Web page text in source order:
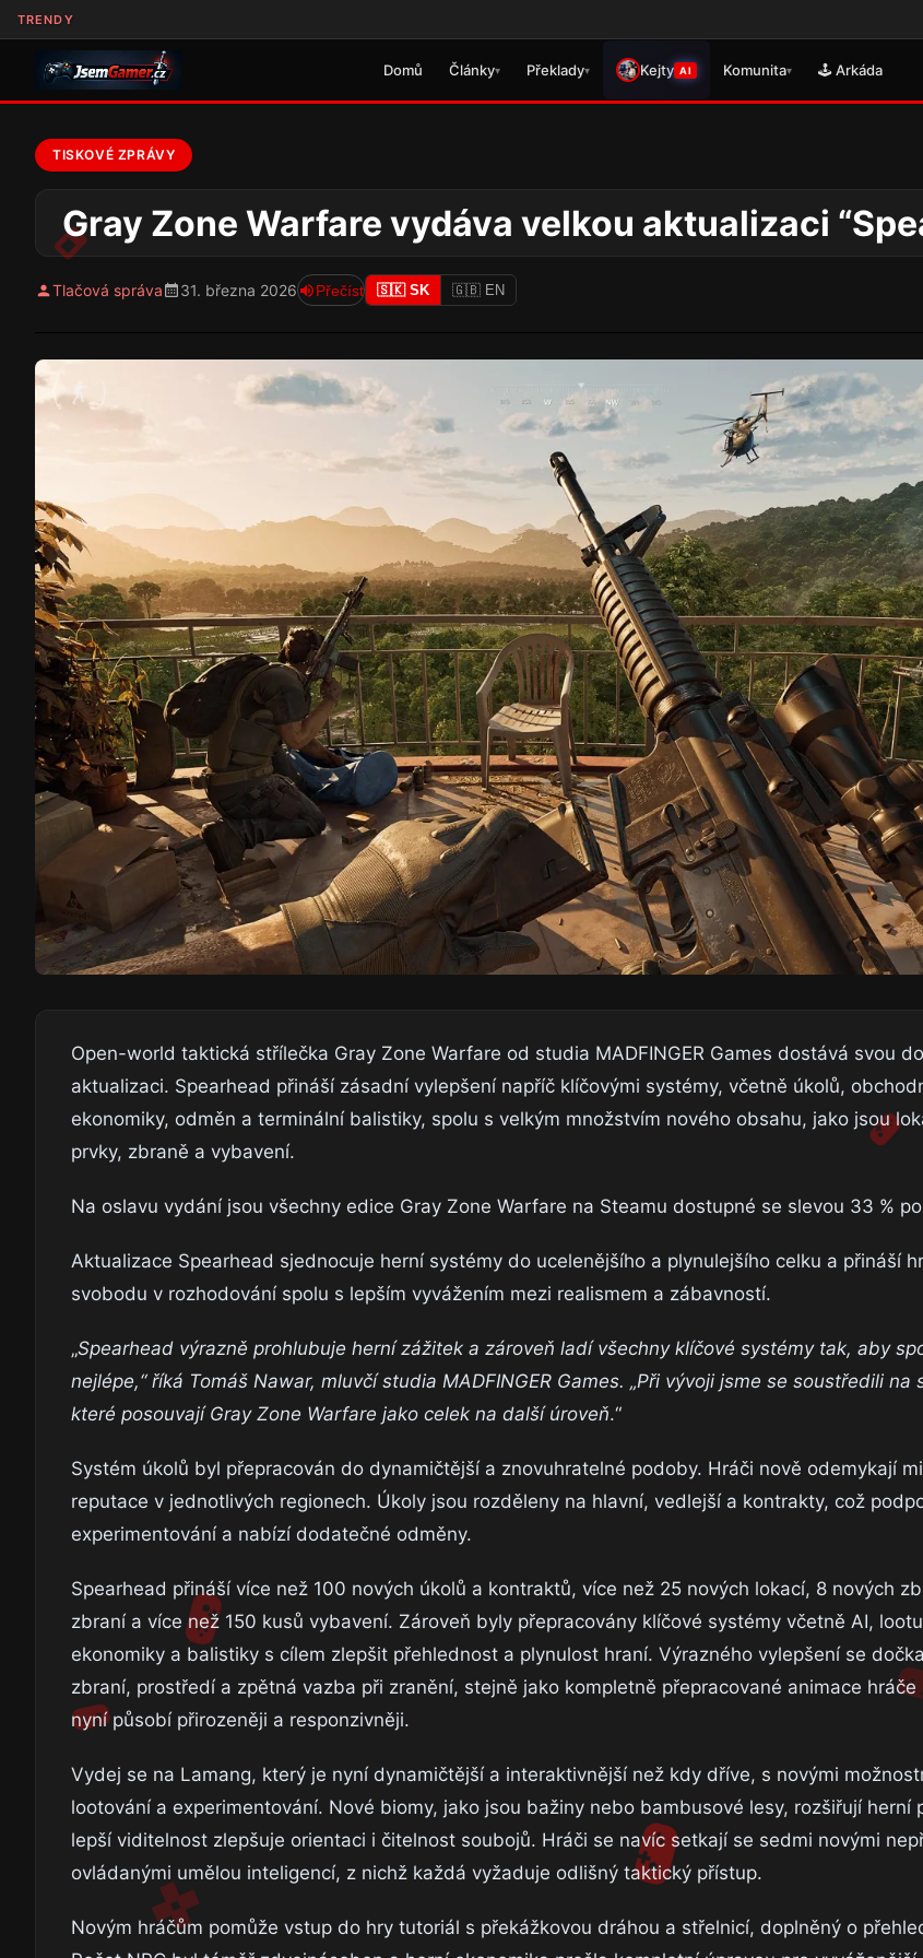
TRENDY 🎮
Domů Články▾ Překlady▾ Kejty AI Komunita▾ 🕹️ Arkáda
TISKOVÉ ZPRÁVY
Gray Zone Warfare vydáva velkou aktualizaci
Tlačová správa 31. března 2026 Přečíst 🇸🇰 SK 🇬🇧 EN
Open-world taktická střílečka Gray Zone Warfare od studia MADFINGER Games dostává svou
aktualizaci. Spearhead přináší zásadní vylepšení napříč klíčovými systémy, včetně úkolů,
ekonomiky, odměn a terminální balistiky, spolu s velkým množstvím nového obsahu, jako jsou
prvky, zbraně a vybavení.
Na oslavu vydání jsou všechny edice Gray Zone Warfare na Steamu dostupné se slevou 33 %
Aktualizace Spearhead sjednocuje herní systémy do ucelenějšího a plynulejšího celku a přináší
svobodu v rozhodování spolu s lepším vyvážením mezi realismem a zábavností.
„Spearhead výrazně prohlubuje herní zážitek a zároveň ladí všechny klíčové systémy tak, aby
nejlépe,“ říká Tomáš Nawar, mluvčí studia MADFINGER Games. „Při vývoji jsme se soustředili na
které posouvají Gray Zone Warfare jako celek na další úroveň.“
Systém úkolů byl přepracován do dynamičtější a znovuhratelné podoby. Hráči nově odemykají
reputace v jednotlivých regionech. Úkoly jsou rozděleny na hlavní, vedlejší a kontrakty, což
experimentování a nabízí dodatečné odměny.
Spearhead přináší více než 100 nových úkolů a kontraktů, více než 25 nových lokací, 8 nových
zbraní a více než 150 kusů vybavení. Zároveň byly přepracovány klíčové systémy včetně AI,
ekonomiky a balistiky s cílem zlepšit přehlednost a plynulost hraní. Výrazného vylepšení se
zbraní, prostředí a zpětná vazba při zranění, stejně jako kompletně přepracované animace
nyní působí přirozeněji a responzivněji.
Vydej se na Lamang, který je nyní dynamičtější a interaktivnější než kdy dříve, s novými
lootování a experimentování. Nové biomy, jako jsou bažiny nebo bambusové lesy, rozšiřují herní
lepší viditelnost zlepšuje orientaci i čitelnost soubojů. Hráči se navíc setkají se sedmi novými
ovládanými umělou inteligencí, z nichž každá vyžaduje odlišný taktický přístup.
Novým hráčům pomůže vstup do hry tutoriál s překážkovou dráhou a střelnicí, doplněný o